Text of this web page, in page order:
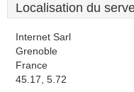
Localisation du
Internet Sarl
Grenoble
France
45.17, 5.72